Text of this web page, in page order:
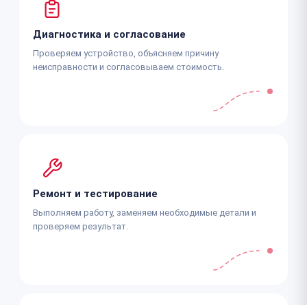
Диагностика и согласование
Проверяем устройство, объясняем причину
неисправности и согласовываем стоимость.
Ремонт и тестирование
Выполняем работу, заменяем необходимые детали и
проверяем результат.